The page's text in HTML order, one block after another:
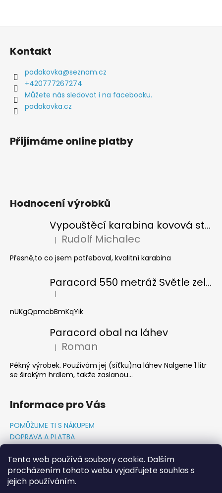
Tento web používá soubory cookie. Dalším
procházením tohoto webu vyjadřujete souhlas s
jejich používáním.
Z
Kontakt
padakovka@seznam.cz
+420777267274
Můžete nás sledovat i na facebooku.
padakovka.cz
Přijímáme online platby
Hodnocení výrobků
Vypouštěcí karabina kovová stříbrná
Hodnocení produktu je 5 z 5 hvězdiček.
| Rudolf Michalec
Přesně,to co jsem potřeboval, kvalitní karabina
Paracord 550 metráž Světle zelená
Hodnocení produktu je 5 z 5 hvězdiček.
|
nUKgQpmcbBmKqYik
Paracord obal na láhev
Hodnocení produktu je 5 z 5 hvězdiček.
| Roman
Pěkný výrobek. Používám jej (síťku)na láhev Nalgene 1 litr
se širokým hrdlem, takže zaslanou...
Informace pro Vás
POMŮŽUME TI S NÁKUPEM
DOPRAVA A PLATBA
GDPR PODMÍNKY
Napište nám
KONTAKTY